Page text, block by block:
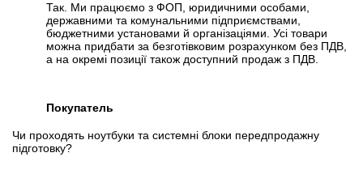
Так. Ми працюємо з ФОП, юридичними особами,
державними та комунальними підприємствами,
бюджетними установами й організаціями. Усі товари
можна придбати за безготівковим розрахунком без ПДВ,
а на окремі позиції також доступний продаж з ПДВ.
Покупатель
Чи проходять ноутбуки та системні блоки передпродажну
підготовку?